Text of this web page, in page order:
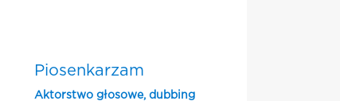
Piosenkarzam
Aktorstwo głosowe, dubbing